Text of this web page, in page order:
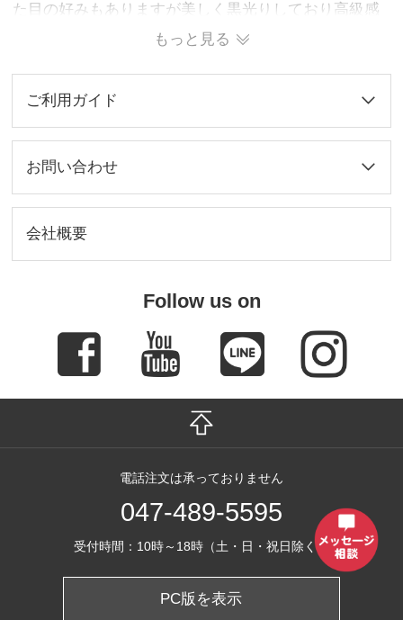
た目の好みもありますが美しく黒光りしており高級感
もあります。 水気に弱いが牛角材質の通性なので、ご
使用と保管に注意が必要です。
もっと見る
ご利用ガイド
お問い合わせ
会社概要
Follow us on
電話注文は承っておりません
047-489-5595
受付時間：10時～18時（土・日・祝日除く）
PC版を表示